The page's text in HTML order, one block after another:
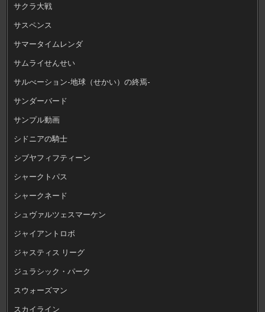
サクラ大戦
サスペンス
サマータイムレンダ
サムライせんせい
サルべーション-地球（せかい）の終焉-
サンダーバード
サンプル動画
シドニアの騎士
シブヤフィフティーン
シャークトパス
シャークネード
シュヴァルツェスマーケン
ジャイアントロボ
ジャスティス リーグ
ジュラシック・パーク
スウォーズマン
スカイライン